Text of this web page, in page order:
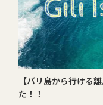
【バリ島から行ける
た！！